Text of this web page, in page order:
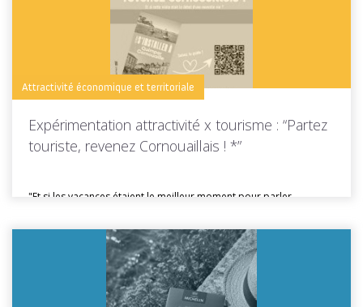
Attractivité économique et territoriale
Expérimentation attractivité x tourisme : “Partez
touriste, revenez Cornouaillais ! *”
"Et si les vacances étaient le meilleur moment pour parler
Toutes les actus de cette rubrique